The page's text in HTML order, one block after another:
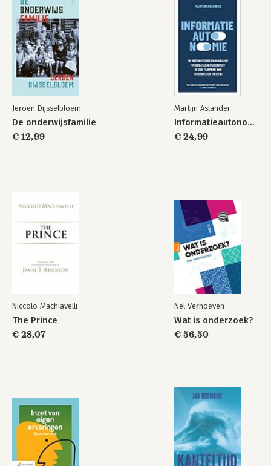
Jeroen Dijsselbloem
De onderwijsfamilie
€ 12,99
Martijn Aslander
Informatieautonomie
€ 24,99
Niccolo Machiavelli
The Prince
€ 28,07
Nel Verhoeven
Wat is onderzoek?
€ 56,50